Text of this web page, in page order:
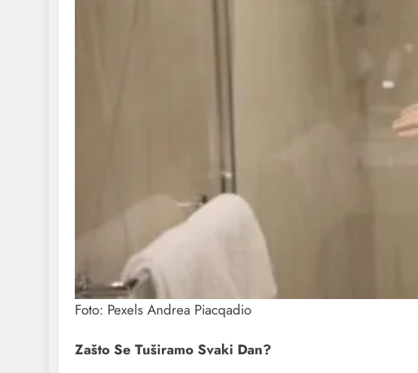
Foto: Pexels Andrea Piacqadio
Zašto Se Tuširamo Svaki Dan?